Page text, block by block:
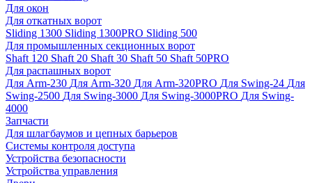
Для окон
Для откатных ворот
Sliding 1300 Sliding 1300PRO Sliding 500
Для промышленных секционных ворот
Shaft 120 Shaft 20 Shaft 30 Shaft 50 Shaft 50PRO
Для распашных ворот
Для Arm-230 Для Arm-320 Для Arm-320PRO Для Swing-24 Для
Swing-2500 Для Swing-3000 Для Swing-3000PRO Для Swing-
4000
Запчасти
Для шлагбаумов и цепных барьеров
Системы контроля доступа
Устройства безопасности
Устройства управления